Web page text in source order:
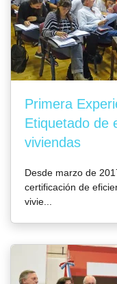
Primera
Etiquetado de
viviendas
Desde marzo de
certificación de
vivie...